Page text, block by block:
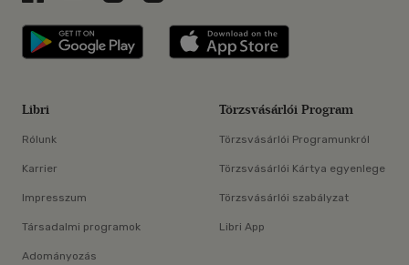
Libri applikáció Szerezd meg: Google
Libri
Rólunk
Karrier
Impresszum
Társadalmi programok
Adományozás
Törzsvásárlói Program
Törzsvásárlói Programunkról
Törzsvásárlói Kártya egyenlege
Törzsvásárlói szabályzat
Libri App